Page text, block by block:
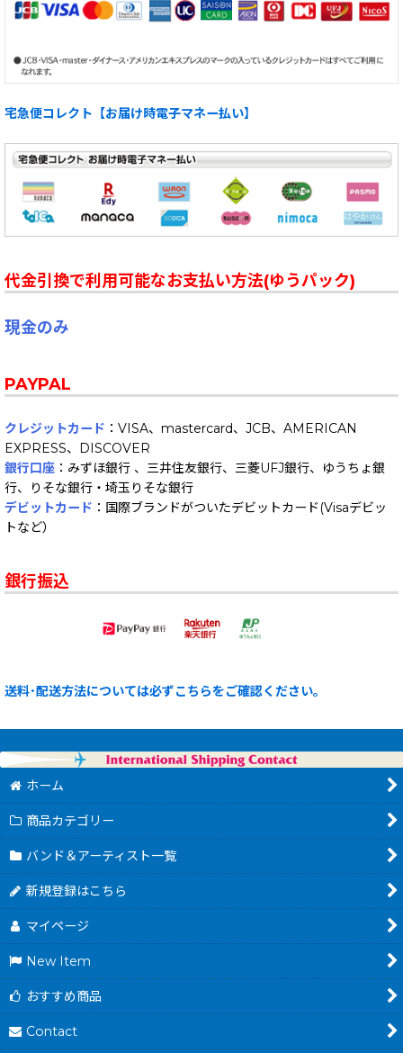
宅急便コレクト【お届け時電子マネー払い】
代金引換で利用可能なお支払い方法(ゆうパック)
現金のみ
PAYPAL
クレジットカード ：VISA、mastercard、JCB、AMERICAN
EXPRESS、DISCOVER
銀行口座 ：みずほ銀行 、三井住友銀行、三菱UFJ銀行、ゆうちょ銀
行、りそな銀行・埼玉りそな銀行
デビットカード ：国際ブランドがついたデビットカード(Visaデビッ
トなど）
銀行振込
送料･配送方法については必ずこちらをご確認ください。
ホーム
商品カテゴリー
バンド＆アーティスト一覧
新規登録はこちら
マイページ
New Item
おすすめ商品
Contact